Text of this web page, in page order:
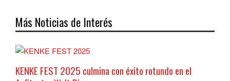
Más Noticias de Interés
KENKE FEST 2025 culmina con éxito rotundo en el